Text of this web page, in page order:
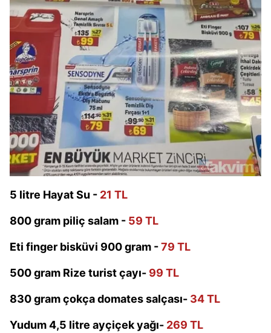
Çerezlere ilişkin tercihlerinizi aşağıda yer alan panel
vasıtasıyla belirleyebilirsiniz. Çerezlere ilişkin detaylı bilgi
için Ayarlar butonuna tıklayabilir,Çerez Bilgilendirme
Metnimizi
ziyaret edebilirsiniz.
6698 sayılı Kişisel Verilerin Korunması Kanunu uyarınca
hazırlanmış Aydınlatma Metnimizi okumak ve sitemizde
ilgili mevzuata uygun olarak kullanılan çerezlerle ilgili bilgi
almak için lütfen tıklayınız .
5 litre Hayat Su - 21 TL
800 gram piliç salam - 59 TL
Eti finger bisküvi 900 gram -79 TL
500 gram Rize turist çayı- 99 TL
830 gram çokça domates salçası- 34 TL
Yudum 4,5 litre ayçiçek yağı- 269 TL